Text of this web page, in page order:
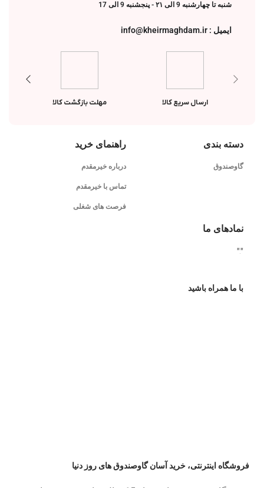
شنبه تا چهارشنبه 9 الی ۲۱ - پنجشنبه 9 الی 17
ایمیل : info@kheirmaghdam.ir
ارسال سریع کالا مهلت بازگشت کالا
دسته بندی
گاوصندوق
راهنمای خرید
درباره خیرمقدم
تماس با خیرمقدم
فرصت های شغلی
نمادهای ما
"
"
با ما همراه باشید
فروشگاه اینترنتی، خرید آسان گاوصندوق های روز دنیا